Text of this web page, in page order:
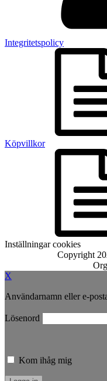
Integritetspolicy
Köpvillkor
Inställningar cookies
Copyright
X
Användarnamn eller e-
Lösenord
Kom ihåg mig